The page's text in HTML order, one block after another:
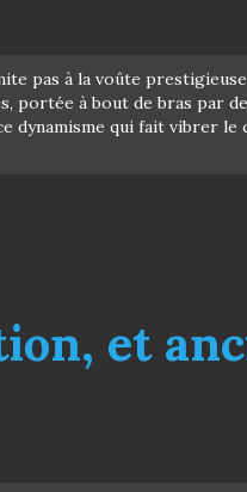
pas à la voûte
à bout de bras par
dynamisme qui fait vibrer le
et